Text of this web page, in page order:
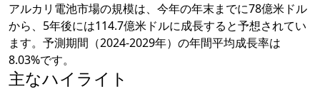
アルカリ電池市場の規模は、今年の年末までに78億米ドル
から、5年後には114.7億米ドルに成長すると予想されてい
ます。予測期間（2024-2029年）の年間平均成長率は
8.03%です。
主なハイライト